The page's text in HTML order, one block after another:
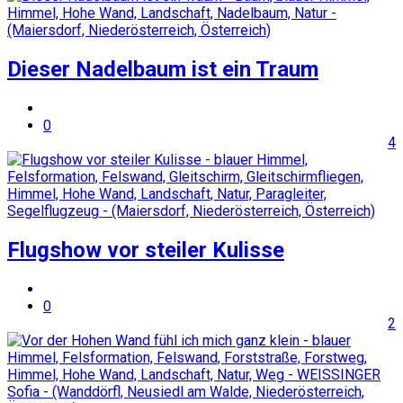
Dieser Nadelbaum ist ein Traum
0
4
Flugshow vor steiler Kulisse
0
2